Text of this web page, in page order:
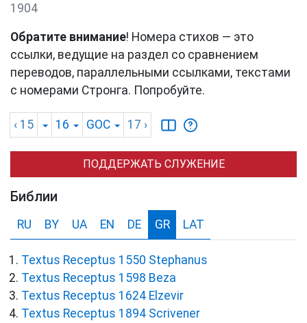
1904
Обратите внимание! Номера стихов — это
ссылки, ведущие на раздел со сравнением
переводов, параллельными ссылками, текстами
с номерами Стронга. Попробуйте.
‹ 15 16 GOC 17 ›
ПОДДЕРЖАТЬ СЛУЖЕНИЕ
Библии
RU BY UA EN DE GR LAT
Textus Receptus 1550 Stephanus
Textus Receptus 1598 Beza
Textus Receptus 1624 Elzevir
Textus Receptus 1894 Scrivener